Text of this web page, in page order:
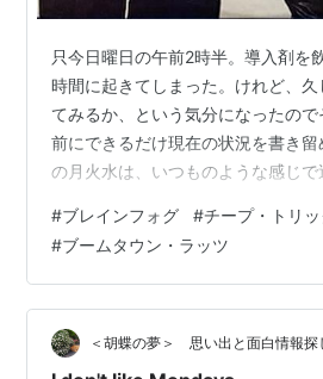
只今日曜日の午前2時半。導入剤を
時間に起きてしまった。けれど、
てみるか、という気分になったの
前にできるだけ現在の状況を書き
の月火水は、いつものような感じで
やる気が出ないというか、集中力に
か、そんな日々が続いている。とに
ら上がぼんやりしているって感じ
を妻に話すと、「貴方それ『ブレ
の前熱出た時、きっとコロナやった
ったもん」と言われた。ブレインフ
#ブレインフォグ #チープ・トリッ
#ブームタウン・ラッツ
＜胡蝶の夢＞ 思い出と面白情報探